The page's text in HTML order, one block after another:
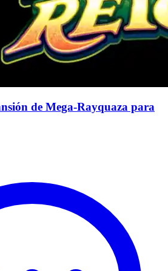
de Mega-Rayquaza para